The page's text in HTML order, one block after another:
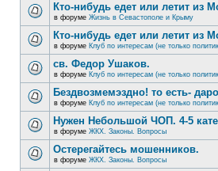
Кто-нибудь едет или летит из
в форуме Жизнь в Севастополе и Крыму
Кто-нибудь едет или летит из
в форуме Клуб по интересам (не только
св. Федор Ушаков.
в форуме Клуб по интересам (не только
Бездвозмемэздно! то есть-
в форуме Клуб по интересам (не только
Нужен Небольшой ЧОП. 4-5
в форуме ЖКХ. Законы. Вопросы
Остерегайтесь мошенников.
в форуме ЖКХ. Законы. Вопросы